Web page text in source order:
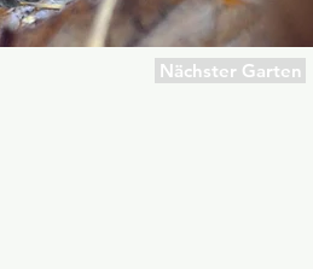
Nächster Garten